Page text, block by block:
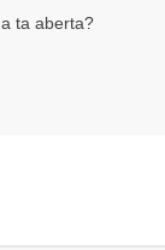
ta aberta?